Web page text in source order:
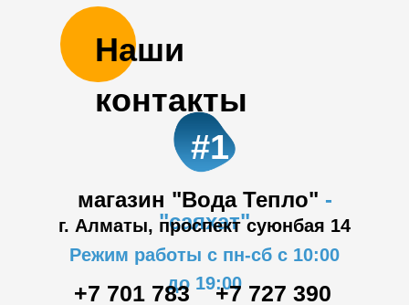
Наши
контакты
магазин "Вода Тепло" -
"саяхат"
#1
г. Алматы, проспект суюнбая 14
Режим работы с пн-сб с 10:00
до 19:00
+7 701 783
+7 727 390